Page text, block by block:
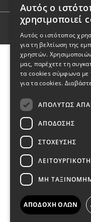
COPYRIGHT ©
Αυτός ο
χρησιμοποιεί
Αυτός ο ιστότοπος
για τη βελτίωση της
χρηστών.
μας, παρέχετε τη
τα cookies σύμφωνα με
για τα cookies.
ΑΠΟΛΎΤΩΣ
ΑΠΌΔΟΣΗΣ
ΣΤΌΧΕΥΣΗΣ
ΜΗ
ΑΠΟΔΟΧΉ ΌΛΩΝ